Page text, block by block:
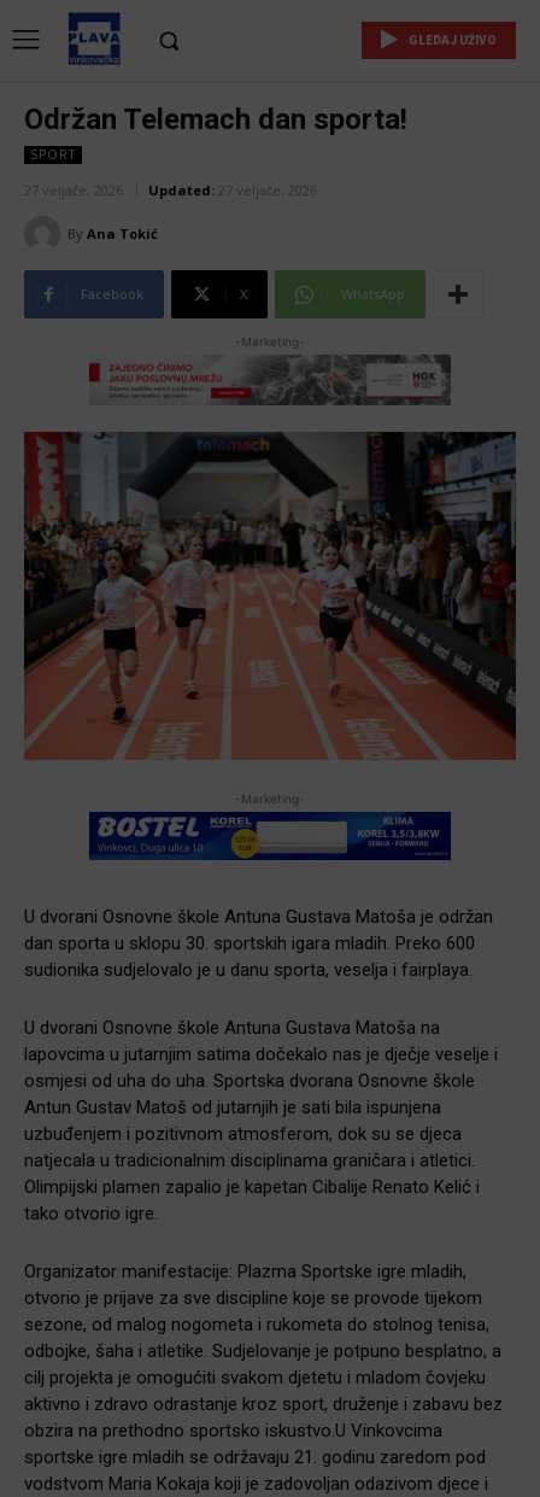
GLEDAJ UŽIVO
Održan Telemach dan sporta!
SPORT
27 veljače, 2026 Updated: 27 veljače, 2026
By Ana Tokić
Facebook X WhatsApp
-Marketing-
-Marketing-
U dvorani Osnovne škole Antuna Gustava Matoša je održan
dan sporta u sklopu 30. sportskih igara mladih. Preko 600
sudionika sudjelovalo je u danu sporta, veselja i fairplaya.
U dvorani Osnovne škole Antuna Gustava Matoša na
lapovcima u jutarnjim satima dočekalo nas je dječje veselje i
osmjesi od uha do uha. Sportska dvorana Osnovne škole
Antun Gustav Matoš od jutarnjih je sati bila ispunjena
uzbuđenjem i pozitivnom atmosferom, dok su se djeca
natjecala u tradicionalnim disciplinama graničara i atletici.
Olimpijski plamen zapalio je kapetan Cibalije Renato Kelić i
tako otvorio igre.
Organizator manifestacije: Plazma Sportske igre mladih,
otvorio je prijave za sve discipline koje se provode tijekom
sezone, od malog nogometa i rukometa do stolnog tenisa,
odbojke, šaha i atletike. Sudjelovanje je potpuno besplatno, a
cilj projekta je omogućiti svakom djetetu i mladom čovjeku
aktivno i zdravo odrastanje kroz sport, druženje i zabavu bez
obzira na prethodno sportsko iskustvo.U Vinkovcima
sportske igre mladih se održavaju 21. godinu zaredom pod
vodstvom Maria Kokaja koji je zadovoljan odazivom djece i